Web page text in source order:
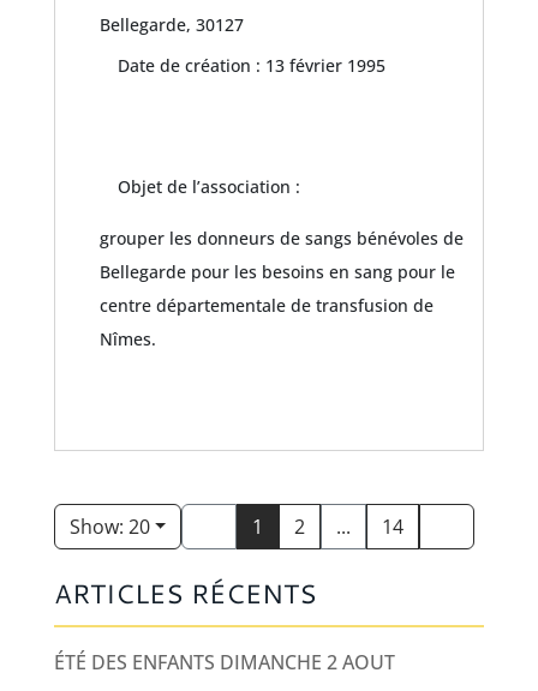
Bellegarde, 30127
Date de création : 13 février 1995
Objet de l’association :
grouper les donneurs de sangs bénévoles de
Bellegarde pour les besoins en sang pour le
centre départementale de transfusion de
Nîmes.
Show: 20 1 2 ... 14
ARTICLES RÉCENTS
ÉTÉ DES ENFANTS DIMANCHE 2 AOUT